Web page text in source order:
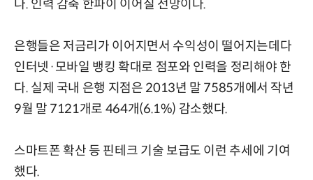
다. 인력 감축 한파이 이어질 전망이다.
은행들은 저금리가 이어지면서 수익성이 떨어지는데다
인터넷·모바일 뱅킹 확대로 점포와 인력을 정리해야 한
다. 실제 국내 은행 지점은 2013년 말 7585개에서 작년
9월 말 7121개로 464개(6.1%) 감소했다.
스마트폰 확산 등 핀테크 기술 보급도 이런 추세에 기여
했다.